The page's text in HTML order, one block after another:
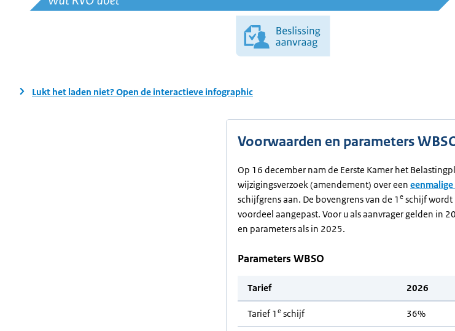
Lukt het laden niet? Open de interactieve infographic
Voorwaarden en parameters
Op 16 december nam de Eerste Kamer het
wijzigingsverzoek (amendement) over een
schijfgrens aan. De bovengrens van de 1 e schijf wordt
voordeel aangepast. Voor u als aanvrager gelden in
en parameters als in 2025.
Parameters WBSO
Tarief 2026
Tarief 1 e schijf 36%